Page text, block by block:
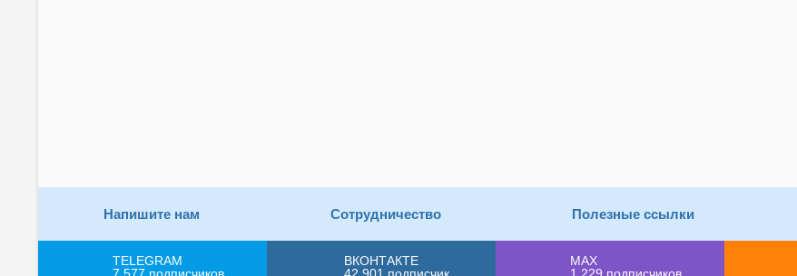
Напишите нам Сотрудничество Полезные ссылки
TELEGRAM
ВКОНТАКТЕ
MAX